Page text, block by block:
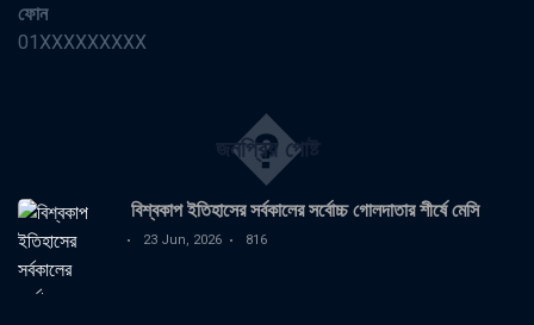
ফোন
01XXXXXXXXX
জনপ্রিয় পোষ্ট
�
বিশ্বকাপ ইতিহাসের সর্বকালের সর্বোচ্চ গোলদাতার শীর্ষে মেসি
23 Jun, 2026 816